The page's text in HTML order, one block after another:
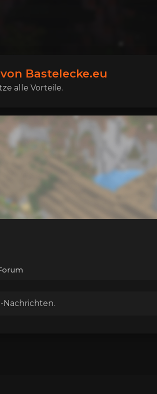
Bastelecke.eu
alle Vorteile.
Nachrichten.